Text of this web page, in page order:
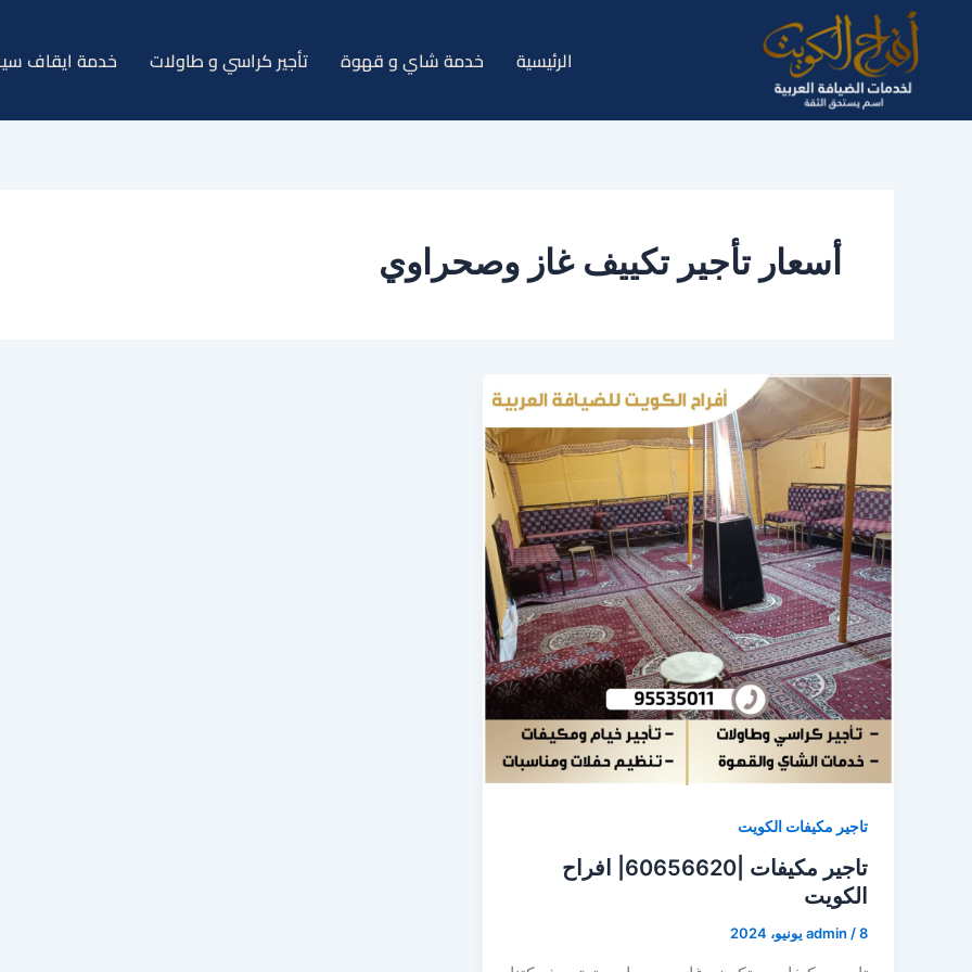
المحتوى
الرئيسية خدمة شاي و قهوة تأجير كراسي و طاولات خدمة ايقاف
أسعار تأجير تكييف غاز وصحراوي
تاجير مكيفات الكويت
تاجير مكيفات |60656620| افراح
الكويت
admin /8 يونيو، 2024